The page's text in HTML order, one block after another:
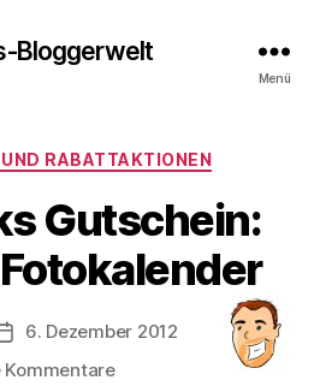
Bloggerwelt
Menü
Kategorien
RABATTAKTIONEN
Gutschein:
Veröffentlichungsdatum
6. Dezember 2012
Kommentarezu